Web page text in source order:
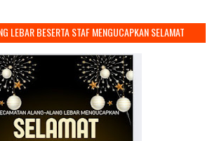
LEBAR BESERTA STAF MENGUCAPKAN SELAMAT